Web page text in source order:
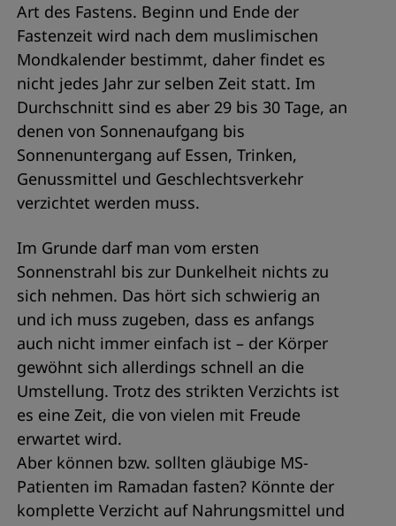
Art des Fastens. Beginn und Ende der
Fastenzeit wird nach dem muslimischen
Mondkalender bestimmt, daher findet es
nicht jedes Jahr zur selben Zeit statt. Im
Durchschnitt sind es aber 29 bis 30 Tage, an
denen von Sonnenaufgang bis
Sonnenuntergang auf Essen, Trinken,
Genussmittel und Geschlechtsverkehr
verzichtet werden muss.
Im Grunde darf man vom ersten
Sonnenstrahl bis zur Dunkelheit nichts zu
sich nehmen. Das hört sich schwierig an
und ich muss zugeben, dass es anfangs
auch nicht immer einfach ist – der Körper
gewöhnt sich allerdings schnell an die
Umstellung. Trotz des strikten Verzichts ist
es eine Zeit, die von vielen mit Freude
erwartet wird.
Aber können bzw. sollten gläubige MS-
Patienten im Ramadan fasten? Könnte der
komplette Verzicht auf Nahrungsmittel und